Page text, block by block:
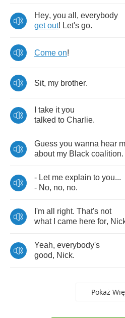
Hey, you all , everybody
get out! Let's go.
Come on!
Sit, my brother.
take it you
talked to Charlie.
Guess you wanna hear
about my Black coalition.
- Let me explain to you...
- No, no, no.
I'm all right. That's not
what
came here for,
Yeah, everybody's
good, Nick.
Pokaż